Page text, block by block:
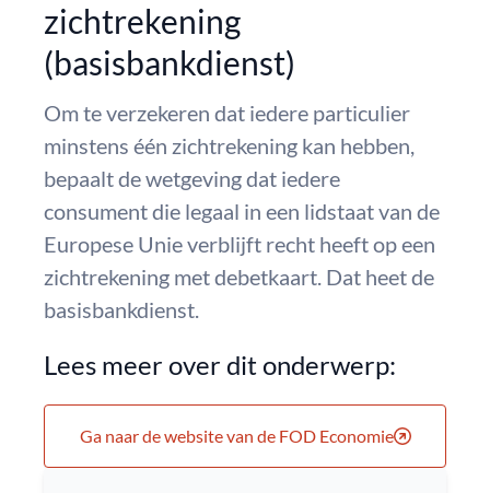
zichtrekening
(basisbankdienst)
Om te verzekeren dat iedere particulier
minstens één zichtrekening kan hebben,
bepaalt de wetgeving dat iedere
consument die legaal in een lidstaat van de
Europese Unie verblijft recht heeft op een
zichtrekening met debetkaart. Dat heet de
basisbankdienst.
Lees meer over dit onderwerp:
Ga naar de website van de FOD Economie